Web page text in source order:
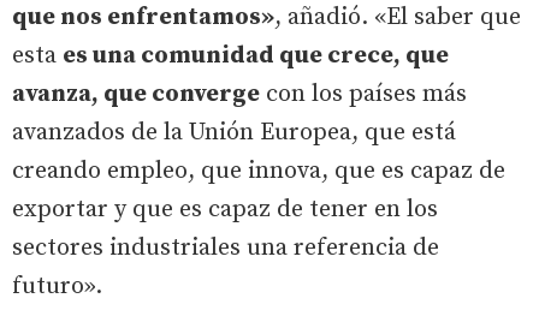
que nos enfrentamos», añadió. «El saber que
esta es una comunidad que crece, que
avanza, que converge con los países más
avanzados de la Unión Europea, que está
creando empleo, que innova, que es capaz de
exportar y que es capaz de tener en los
sectores industriales una referencia de
futuro».